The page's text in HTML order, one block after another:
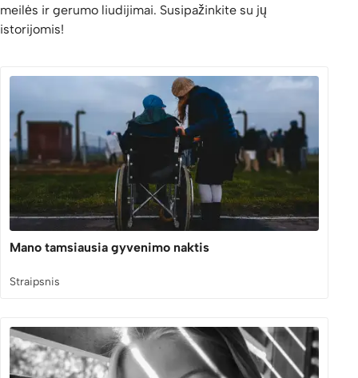
meilės ir gerumo liudijimai. Susipažinkite su jų
istorijomis!
Mano tamsiausia gyvenimo naktis
Straipsnis